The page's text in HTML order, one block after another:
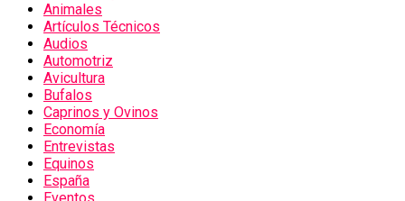
Animales
Artículos Técnicos
Audios
Automotriz
Avicultura
Bufalos
Caprinos y Ovinos
Economía
Entrevistas
Equinos
España
Eventos